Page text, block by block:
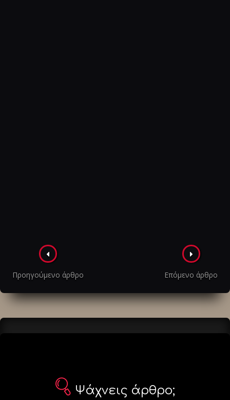
Πλοήγηση
στα
άρθρα
Προηγούμενο άρθρο Επόμενο άρθρο
Ψάχνεις άρθρο;